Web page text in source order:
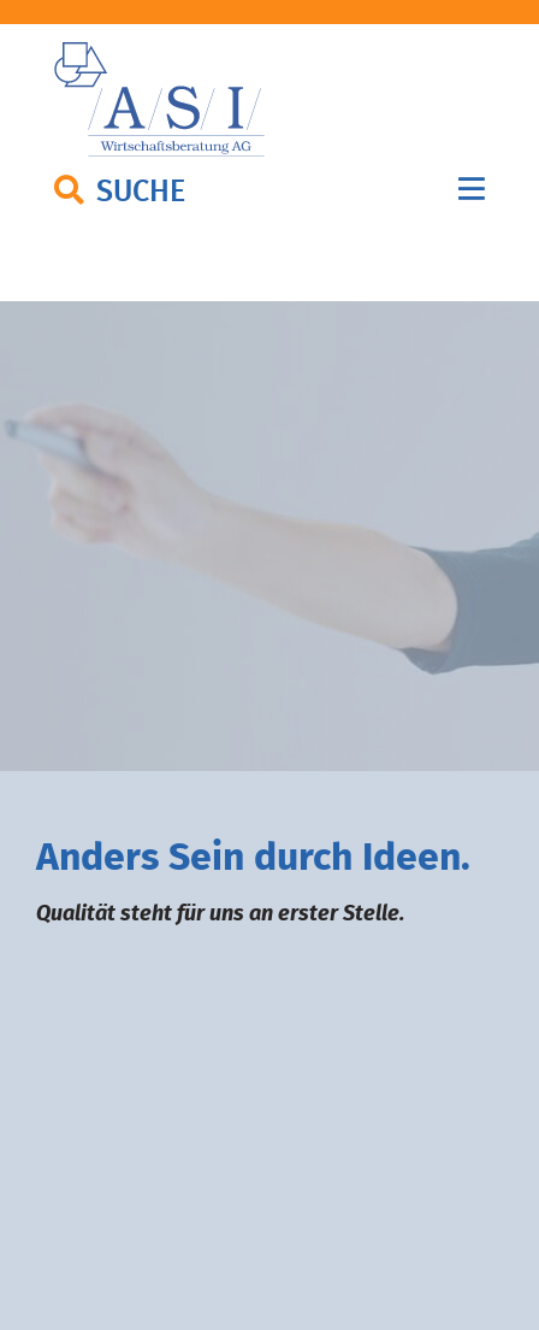
SUCHE
Anders Sein durch deen.
Qualität steht für uns an erster Stelle.